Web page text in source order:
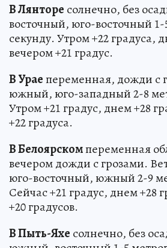
В Лянторе солнечно, без
восточный, юго-восточный 1-
секунду. Утром +22 градуса,
вечером +21 градус.
В Ураепеременная, дожди с
южный, юго-западный 2-8
Утром +21 градус, днем +28
+22 градуса.
В Белоярскомпеременная
вечером дожди с грозами.
юго-восточный, южный 2-9
Сейчас +21 градус, днем +28
+20 градусов.
В Пыть-Яхе солнечно, без